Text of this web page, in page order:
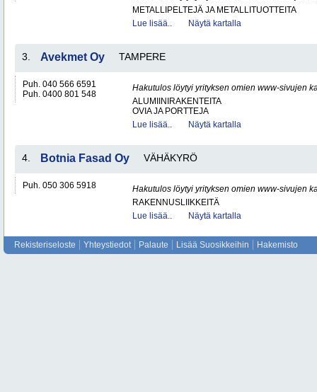
METALLIPELTEJÄ JA METALLITUOTTEITA
Lue lisää..
Näytä kartalla
3. Avekmet Oy TAMPERE
Puh. 040 566 6591
Puh. 0400 801 548
Hakutulos löytyi yrityksen omien www-sivujen
ALUMIINIRAKENTEITA
OVIA JA PORTTEJA
Lue lisää..
Näytä kartalla
4. Botnia Fasad Oy VÄHÄKYRÖ
Puh. 050 306 5918
Hakutulos löytyi yrityksen omien www-sivujen
RAKENNUSLIIKKEITÄ
Lue lisää..
Näytä kartalla
Rekisteriseloste Yhteystiedot Palaute Lisää Suosikkeihin Hakemisto